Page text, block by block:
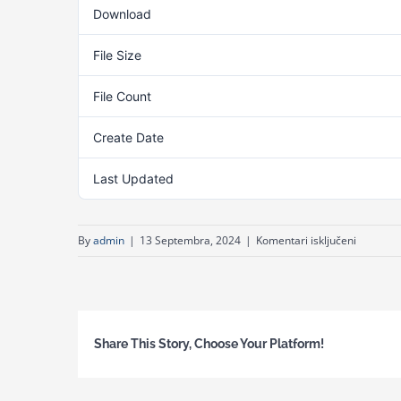
Download
File Size
File Count
Create Date
Last Updated
Byadmin | 13 Septembra, 2024 | Komentari isključeni
Share This Story, Choose Your Platform!